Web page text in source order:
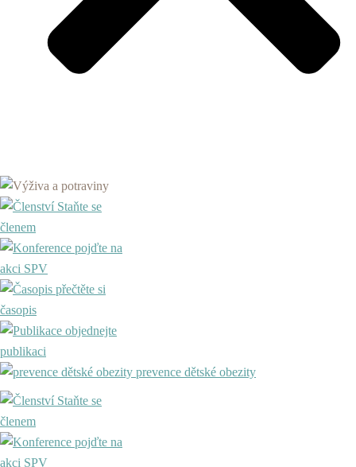
Staňte se
členem
pojďte na
akci SPV
přečtěte si
časopis
objednejte
publikaci
prevence dětské obezity
Staňte se
členem
pojďte na
akci SPV